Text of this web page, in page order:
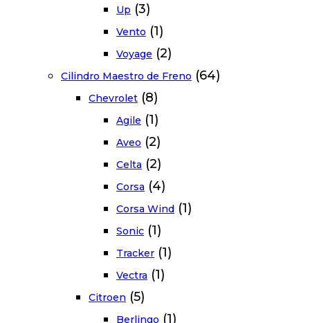
Up (3)
Vento (1)
Voyage (2)
Cilindro Maestro de Freno (64)
Chevrolet (8)
Agile (1)
Aveo (2)
Celta (2)
Corsa (4)
Corsa Wind (1)
Sonic (1)
Tracker (1)
Vectra (1)
Citroen (5)
Berlingo (1)